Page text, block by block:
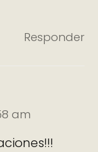
Responder
am